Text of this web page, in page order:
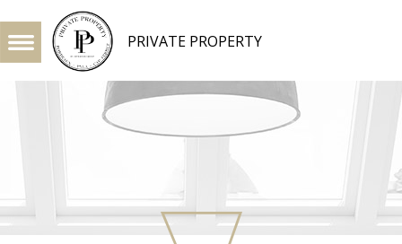
PRIVATE PROPERTY